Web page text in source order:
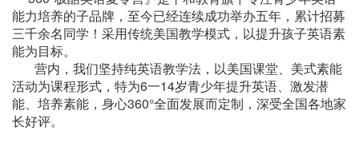
能力培养的子品牌，至今已经连续成功举办五年，累计招募
三千余名同学！采用传统美国教学模式，以提升孩子英语素
能为目标。
营内，我们坚持纯英语教学法，以美国课堂、美式素能
活动为课程形式，特为6一14岁青少年提升英语、激发潜
能、培养素能，身心360°全面发展而定制，深受全国各地家
长好评。